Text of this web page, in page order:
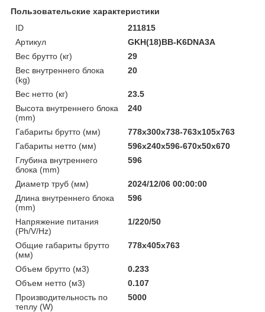
Пользовательские характеристики
ID
211815
Артикул
GKH(18)BB-K6DNA3A
Вес брутто (кг)
29
Вес внутреннего блока
(kg)
20
Вес нетто (кг)
23.5
Высота внутреннего блока
(mm)
240
Габариты брутто (мм)
778x300x738-763x105x763
Габариты нетто (мм)
596x240x596-670x50x670
Глубина внутреннего
блока (mm)
596
Диаметр труб (мм)
2024/12/06 00:00:00
Длина внутреннего блока
(mm)
596
Напряжение питания
(Ph/V/Hz)
1/220/50
Общие габариты брутто
(мм)
778x405x763
Объем брутто (м3)
0.233
Объем нетто (м3)
0.107
Производительность по
теплу (W)
5000